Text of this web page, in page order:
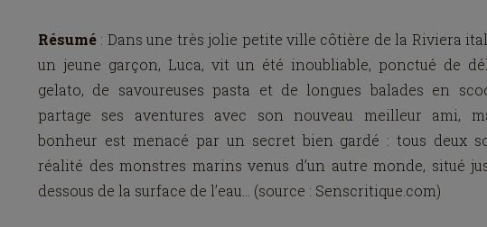
Résumé : Dans une très jolie petite ville côtière de la Riviera
un jeune garçon, Luca, vit un été inoubliable, ponctué de
gelato, de savoureuses pasta et de longues balades en
partage ses aventures avec son nouveau meilleur ami,
bonheur est menacé par un secret bien gardé : tous deux
réalité des monstres marins venus d’un autre monde, situé
dessous de la surface de l’eau… (source : Senscritique.com)